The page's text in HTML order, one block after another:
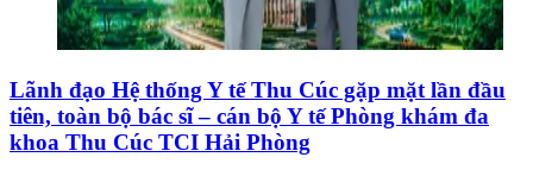
Lãnh đạo Hệ thống Y tế Thu Cúc gặp mặt lần đầu
tiên, toàn bộ bác sĩ – cán bộ Y tế Phòng khám đa
khoa Thu Cúc TCI Hải Phòng